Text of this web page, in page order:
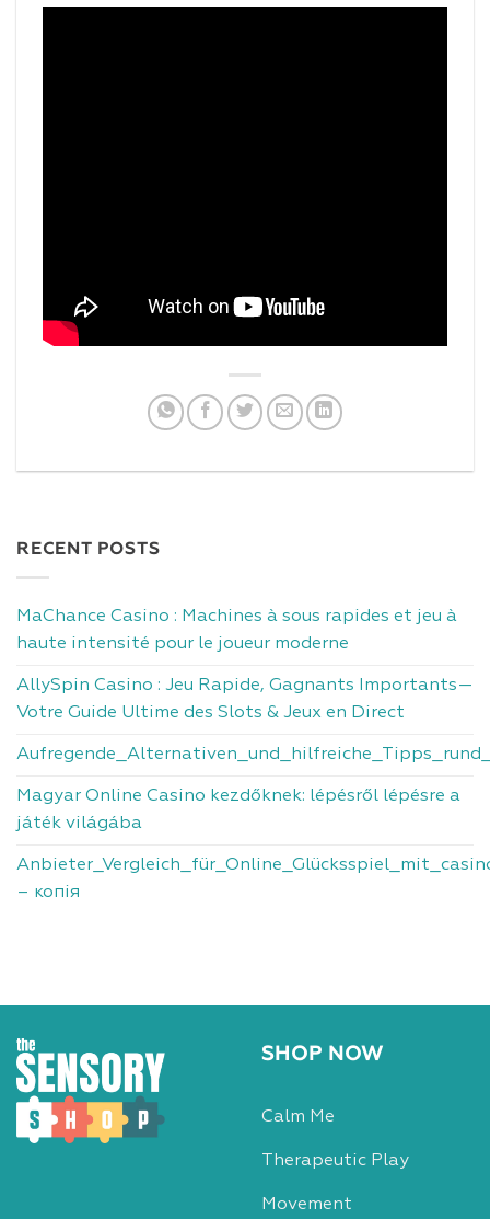
RECENT POSTS
MaChance Casino : Machines à sous rapides et jeu à
haute intensité pour le joueur moderne
AllySpin Casino : Jeu Rapide, Gagnants Importants—
Votre Guide Ultime des Slots & Jeux en Direct
Magyar Online Casino kezdőknek: lépésről lépésre a
játék világába
– копія
SHOP NOW
Calm Me
Therapeutic Play
Movement